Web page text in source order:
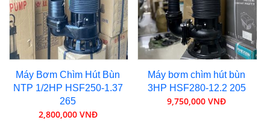
Máy Bơm Chìm Hút Bùn
NTP 1/2HP HSF250-1.37
265
2,800,000 VNĐ
Máy bơm chìm hút bùn
3HP HSF280-12.2 205
9,750,000 VNĐ